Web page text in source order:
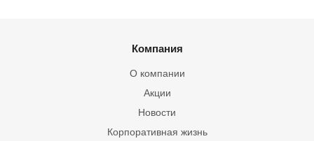
Компания
О компании
Акции
Новости
Корпоративная жизнь